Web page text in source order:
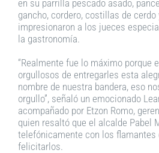
en su parrilla pescado asado,
gancho, cordero, costillas de
impresionaron a los jueces
la gastronomía.
“Realmente fue lo máximo porque
orgullosos de entregarles esta
nombre de nuestra bandera, eso
orgullo”, señaló un emocionado
acompañado por Etzon Romo,
quien resaltó que el alcalde Pabel
telefónicamente con los flamantes
felicitarlos.